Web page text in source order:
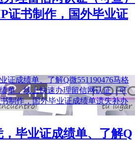
证书制作，国外毕业证
毕业证成绩单、了解Q